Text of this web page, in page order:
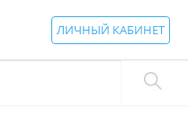
ЛИЧНЫЙ КАБИНЕТ